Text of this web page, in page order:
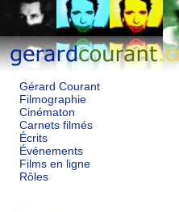
Gérard Courant
Filmographie
Cinématon
Carnets filmés
Écrits
Événements
Films en ligne
Rôles